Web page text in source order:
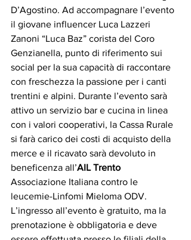
D’Agostino. Ad accompagnare l’evento
il giovane influencer Luca Lazzeri
Zanoni “Luca Baz” corista del Coro
Genzianella, punto di riferimento sui
social per la sua capacità di raccontare
con freschezza la passione per i canti
trentini e alpini. Durante l’evento sarà
attivo un servizio bar e cucina in linea
con i valori cooperativi, la Cassa Rurale
si farà carico dei costi di acquisto della
merce e il ricavato sarà devoluto in
beneficenza all’AIL Trento
Associazione Italiana contro le
leucemie-Linfomi Mieloma ODV.
L’ingresso all’evento è gratuito, ma la
prenotazione è obbligatoria e deve